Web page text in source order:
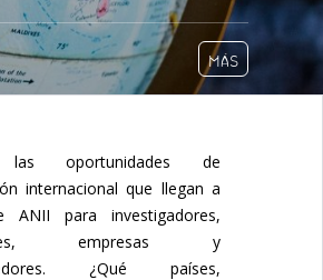
MÁS
las oportunidades de
internacional que llegan a
ANII para investigadores,
empresas y
¿Qué países,